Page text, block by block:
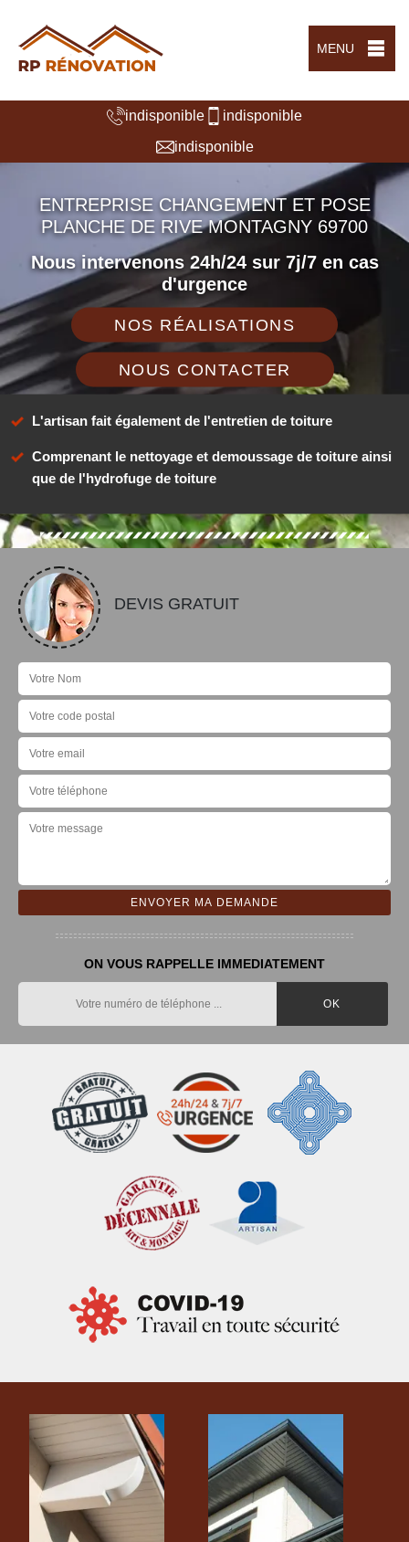
MENU
indisponible
indisponible
indisponible
ENTREPRISE CHANGEMENT ET POSE
PLANCHE DE RIVE MONTAGNY 69700
Nous intervenons 24h/24 sur 7j/7 en cas
d'urgence
NOS RÉALISATIONS
NOUS CONTACTER
L'artisan fait également de l'entretien de toiture
Comprenant le nettoyage et demoussage de toiture ainsi
que de l'hydrofuge de toiture
DEVIS GRATUIT
ON VOUS RAPPELLE IMMEDIATEMENT